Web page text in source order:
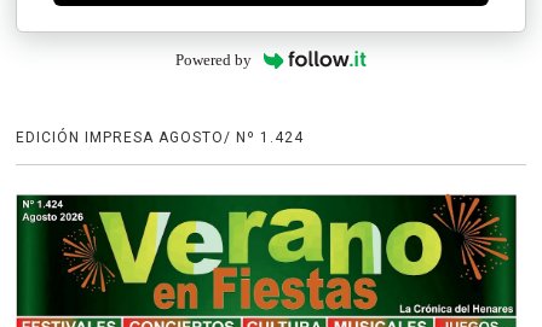
Powered by
EDICIÓN IMPRESA AGOSTO/ Nº 1.424